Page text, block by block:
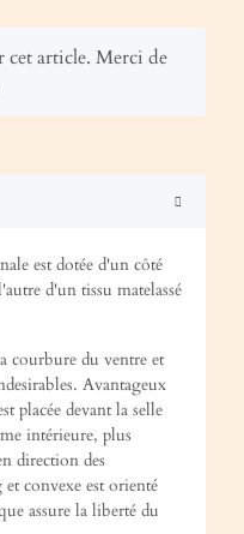
cet article. Merci de
est dotée d'un côté
d'un tissu matelassé
courbure du ventre et
Avantageux
placée devant la selle
intérieure, plus
direction des
convexe est orienté
assure la liberté du